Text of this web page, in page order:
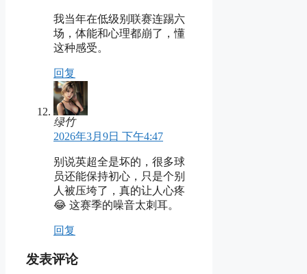
我当年在低级别联赛连踢六
场，体能和心理都崩了，懂
这种感受。
回复
绿竹
2026年3月9日 下午4:47
别说英超全是坏的，很多球
员还能保持初心，只是个别
人被压垮了，真的让人心疼
😂 这赛季的噪音太刺耳。
回复
发表评论